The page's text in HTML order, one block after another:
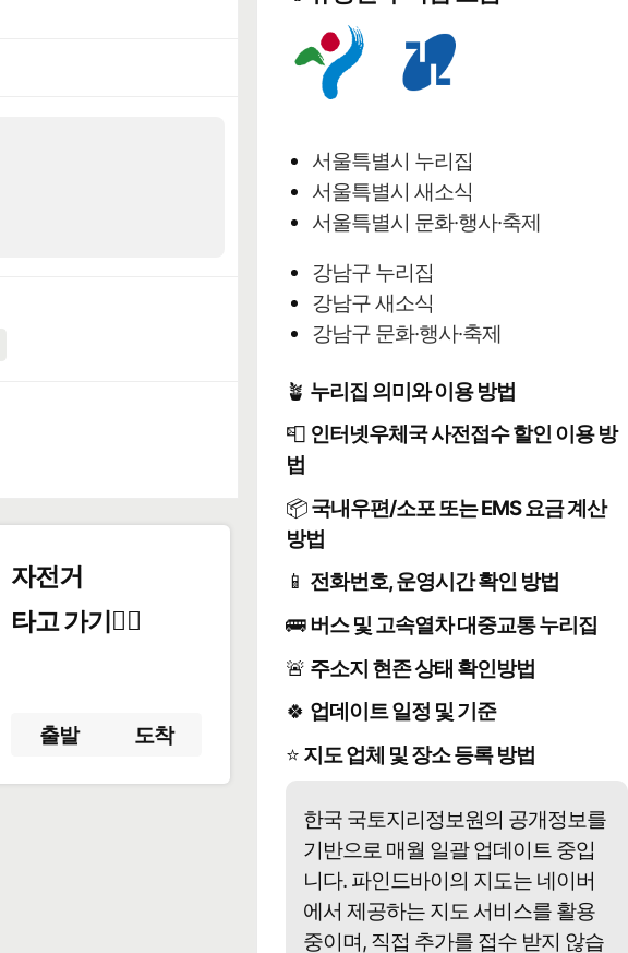
자전거
타고 가기🚴‍♀️
출발 도착
서울특별시 누리집
서울특별시 새소식
서울특별시 문화·행사·축제
강남구 누리집
강남구 새소식
강남구 문화·행사·축제
🪴 누리집 의미와 이용 방법
📮 인터넷우체국 사전접수 할인 이용 방
법
📦국내우편/소포 또는 EMS 요금 계산
방법
📱 전화번호, 운영시간 확인 방법
🚌버스 및 고속열차 대중교통 누리집
🚨 주소지 현존 상태 확인방법
🍀 업데이트 일정 및 기준
⭐ 지도 업체 및 장소 등록 방법
한국 국토지리정보원의 공개정보를
기반으로 매월 일괄 업데이트 중입
니다. 파인드바이의 지도는 네이버
에서 제공하는 지도 서비스를 활용
중이며, 직접 추가를 접수 받지 않습